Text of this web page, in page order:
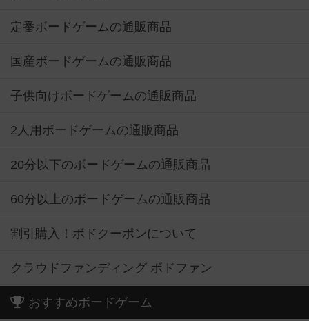
定番ボードゲームの通販商品
国産ボードゲームの通販商品
子供向けボードゲームの通販商品
2人用ボードゲームの通販商品
20分以下のボードゲームの通販商品
60分以上のボードゲームの通販商品
割引購入！ボドクーポンについて
クラウドファンディング ボドファン
おすすめボードゲーム